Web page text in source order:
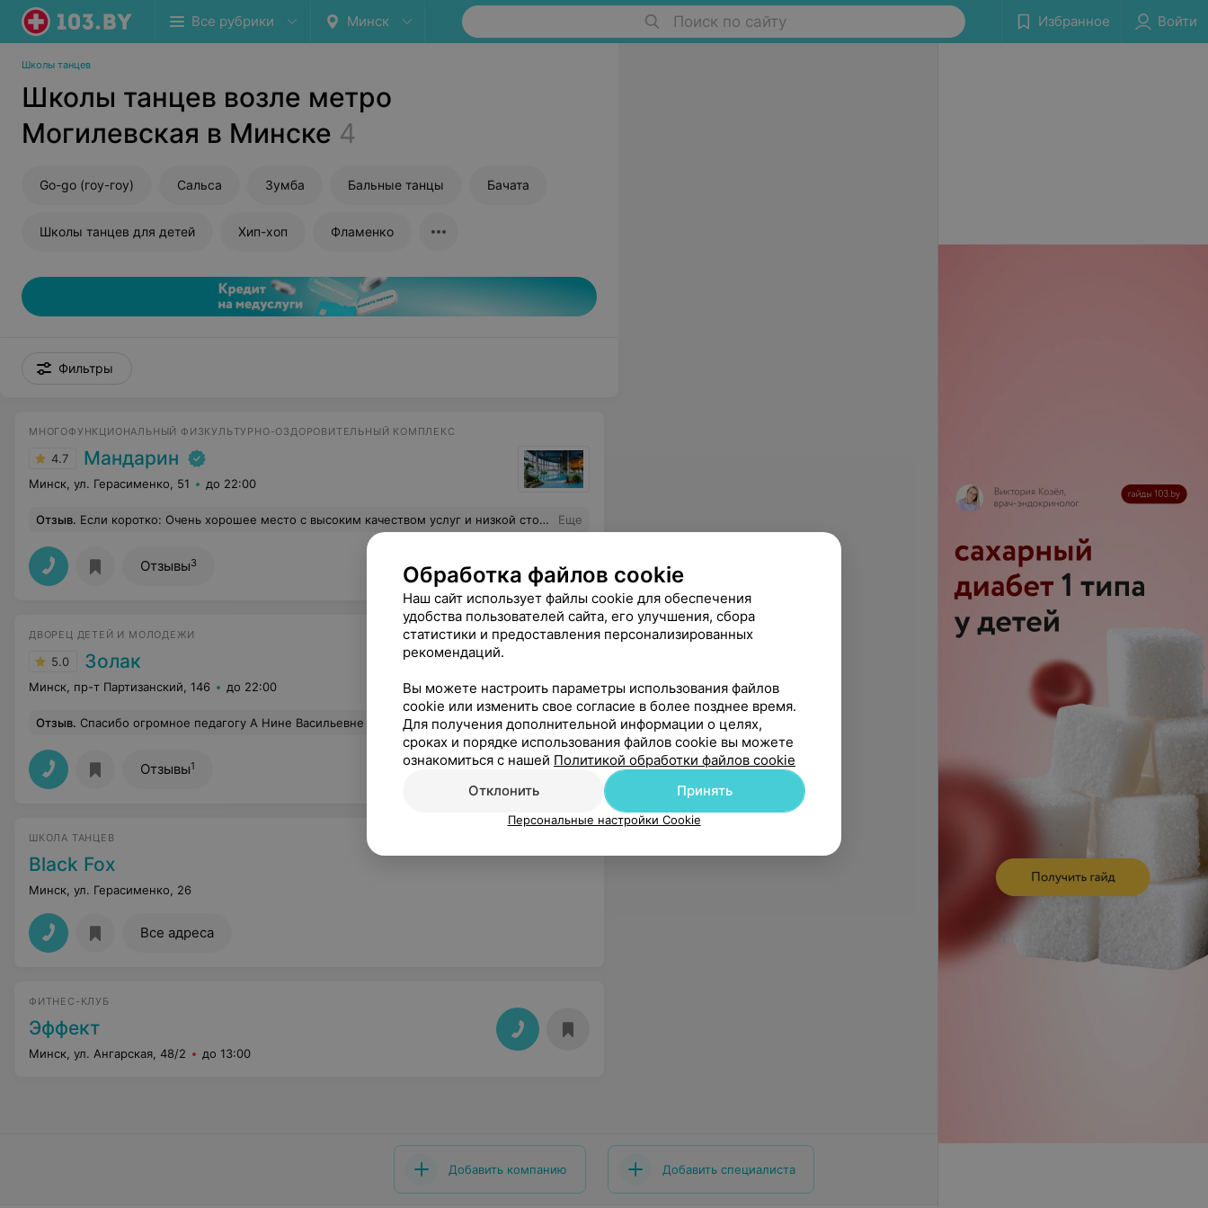
Все рубрики Минск Поиск по сайту Избранное Войти
Школы танцев
Школы танцев возле метро
Могилевская в Минске 4
Go-go (гоу-гоу) Сальса Зумба Бальные танцы Бачата
Школы танцев для детей Хип-хоп Фламенко
Фильтры
МНОГОФУНКЦИОНАЛЬНЫЙ ФИЗКУЛЬТУРНО-ОЗДОРОВИТЕЛЬНЫЙ КОМПЛЕКС
4.7 Мандарин
Минск, ул. Герасименко, 51 до 22:00
Отзыв. Если коротко: Очень хорошее место с высоким качеством услуг и низкой стоимостью. Приезжаешь, огромная парковка, чуть что, можно поставить автомобиль вдоль дороги, либо рядом есть паркинг (бесплатный для посетителей). Заходишь, показываешь билет, попадаешь в раздевалку без кабинок (разделение по полу конечно же). Все голые. Далее попадаешь в душевую (обязательно моемся), а потом в саму водно-терминальную зону. Итого, очень классное место за сравнительно адекватную цену по сравнению с конкурентами. Еще
Отзывы3
ДВОРЕЦ ДЕТЕЙ И МОЛОДЕЖИ
5.0 Золак
Минск, пр-т Партизанский, 146 до 22:00
Отзыв. Спасибо огромное педагогу А Нине Васильевне за прекрасное мероприятие, посвящённое Масленинице, организованное для воспитанников вокального коллектива "Мой стиль". Нина Владимировна не только вкладывает свою душу в воспитание любви к пению наших деток, но и приобщает и ребят и их родителей к традициям белорусского народа. Спасибо Вам за такую душевную, познавательно и вкусную встречу. Еще
Отзывы1
ШКОЛА ТАНЦЕВ
Black Fox
Минск, ул. Герасименко, 26
Все адреса
ФИТНЕС-КЛУБ
Эффект
Минск, ул. Ангарская, 48/2 до 13:00
Добавить компанию Добавить специалиста
Обработка файлов cookie
Наш сайт использует файлы cookie для обеспечения
удобства пользователей сайта, его улучшения, сбора
статистики и предоставления персонализированных
рекомендаций.
Вы можете настроить параметры использования файлов
cookie или изменить свое согласие в более позднее время.
Для получения дополнительной информации о целях,
сроках и порядке использования файлов cookie вы можете
ознакомиться с нашей Политикой обработки файлов cookie
Отклонить
Принять
Персональные настройки Cookie